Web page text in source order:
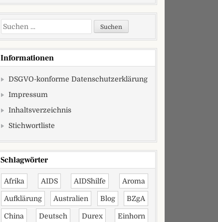
Suchen nach:
Informationen
DSGVO-konforme Datenschutzerklärung
Impressum
Inhaltsverzeichnis
Stichwortliste
Schlagwörter
Afrika AIDS AIDShilfe Aroma
Aufklärung Australien Blog BZgA
China Deutsch Durex Einhorn